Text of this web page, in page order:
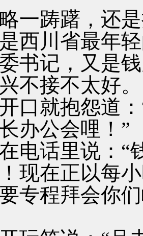
一踌躇，还
西川省最年
书记，又是
不接不太好。
口就抱怨道
办公会哩！”
电话里说：“
现在正以每
专程拜会你